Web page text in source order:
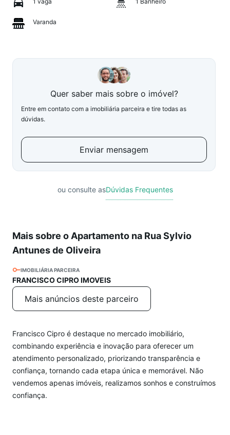
Varanda
Quer saber mais sobre o imóvel?
Entre em contato com a imobiliária parceira e tire todas as
dúvidas.
Enviar mensagem
ou consulte asDúvidas Frequentes
Mais sobre o Apartamento na Rua Sylvio
Antunes de Oliveira
IMOBILIÁRIA PARCEIRA
FRANCISCO CIPRO IMOVEIS
Mais anúncios deste parceiro
Francisco Cipro é destaque no mercado imobiliário,
combinando experiência e inovação para oferecer um
atendimento personalizado, priorizando transparência e
confiança, tornando cada etapa única e memorável. Não
vendemos apenas imóveis, realizamos sonhos e construímos
confiança.